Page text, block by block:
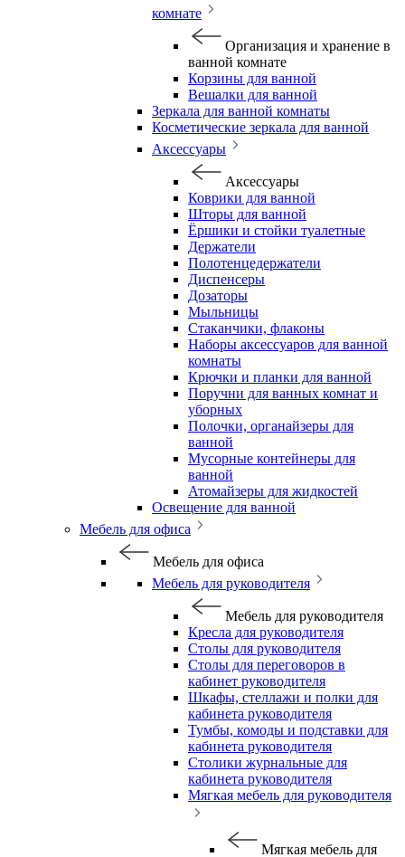
комнате
Организация и хранение в
ванной комнате
Корзины для ванной
Вешалки для ванной
Зеркала для ванной комнаты
Косметические зеркала для ванной
Аксессуары
Аксессуары
Коврики для ванной
Шторы для ванной
Ёршики и стойки туалетные
Держатели
Полотенцедержатели
Диспенсеры
Дозаторы
Мыльницы
Стаканчики, флаконы
Наборы аксессуаров для ванной
комнаты
Крючки и планки для ванной
Поручни для ванных комнат и
уборных
Полочки, органайзеры для
ванной
Мусорные контейнеры для
ванной
Атомайзеры для жидкостей
Освещение для ванной
Мебель для офиса
Мебель для офиса
Мебель для руководителя
Мебель для руководителя
Кресла для руководителя
Столы для руководителя
Столы для переговоров в
кабинет руководителя
Шкафы, стеллажи и полки для
кабинета руководителя
Тумбы, комоды и подставки для
кабинета руководителя
Столики журнальные для
кабинета руководителя
Мягкая мебель для руководителя
Мягкая мебель для